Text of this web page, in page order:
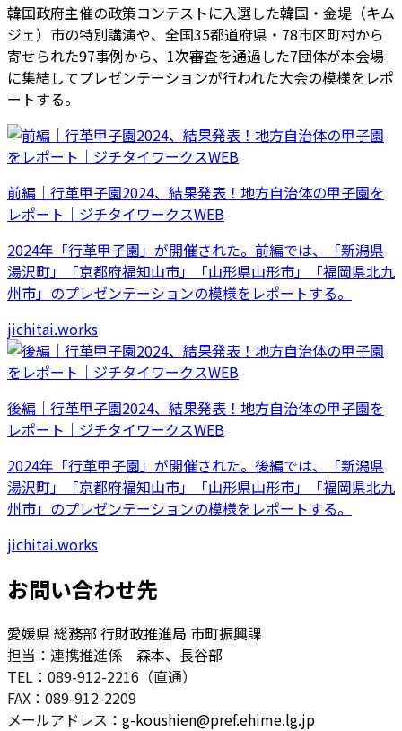
韓国政府主催の政策コンテストに入選した韓国・金堤（キム
ジェ）市の特別講演や、全国35都道府県・78市区町村から
寄せられた97事例から、1次審査を通過した7団体が本会場
に集結してプレゼンテーションが行われた大会の模様をレポ
ートする。
前編｜行革甲子園2024、結果発表！地方自治体の甲子園を
レポート｜ジチタイワークスWEB
2024年「行革甲子園」が開催された。前編では、「新潟県
湯沢町」「京都府福知山市」「山形県山形市」「福岡県北九
州市」のプレゼンテーションの模様をレポートする。
jichitai.works
後編｜行革甲子園2024、結果発表！地方自治体の甲子園を
レポート｜ジチタイワークスWEB
2024年「行革甲子園」が開催された。後編では、「新潟県
湯沢町」「京都府福知山市」「山形県山形市」「福岡県北九
州市」のプレゼンテーションの模様をレポートする。
jichitai.works
お問い合わせ先
愛媛県 総務部 行財政推進局 市町振興課
担当：連携推進係 森本、長谷部
TEL：089-912-2216（直通）
FAX：089-912-2209
メールアドレス： g-koushien@pref.ehime.lg.jp